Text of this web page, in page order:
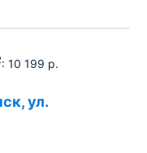
: 10 199 р.
ул.